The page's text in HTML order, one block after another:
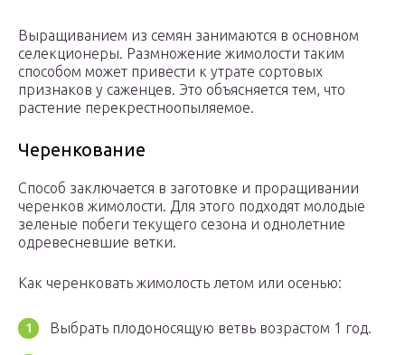
Выращиванием из семян занимаются в основном
селекционеры. Размножение жимолости таким
способом может привести к утрате сортовых
признаков у саженцев. Это объясняется тем, что
растение перекрестноопыляемое.
Черенкование
Способ заключается в заготовке и проращивании
черенков жимолости. Для этого подходят молодые
зеленые побеги текущего сезона и однолетние
одревесневшие ветки.
Как черенковать жимолость летом или осенью:
Выбрать плодоносящую ветвь возрастом 1 год.